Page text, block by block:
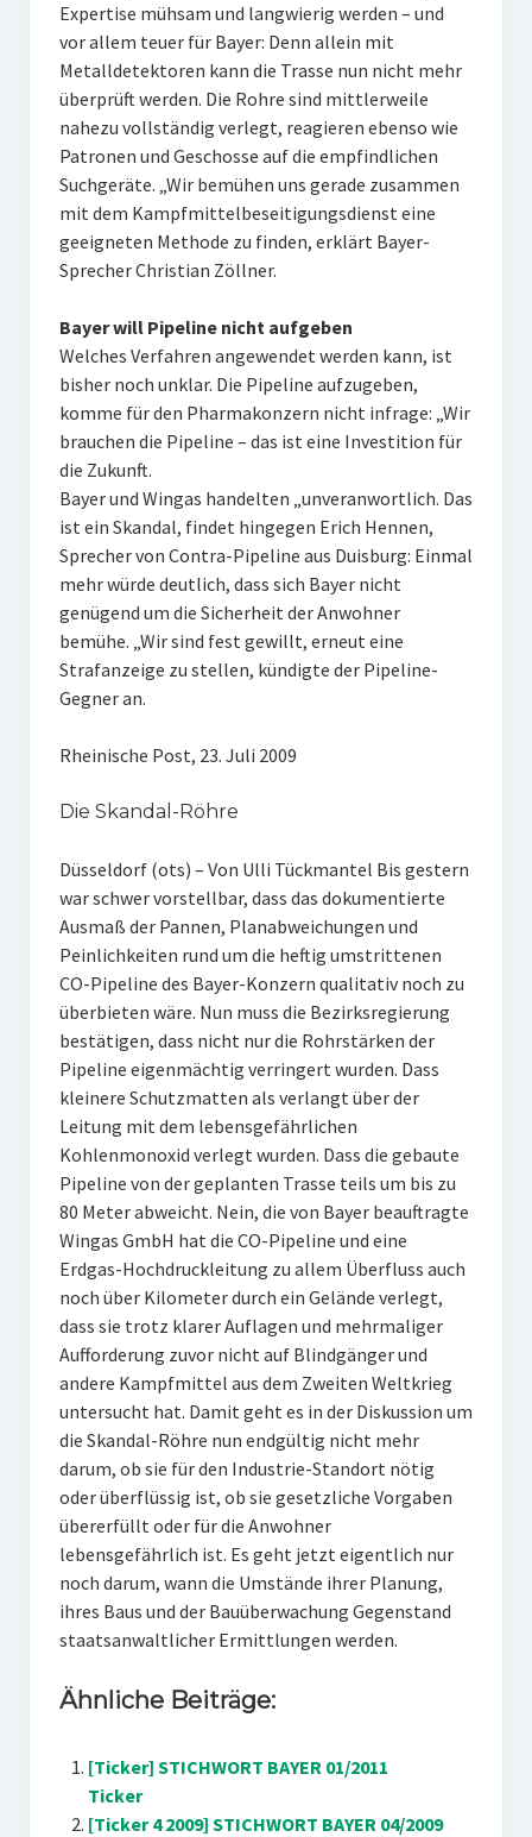
Expertise mühsam und langwierig werden – und
vor allem teuer für Bayer: Denn allein mit
Metalldetektoren kann die Trasse nun nicht mehr
überprüft werden. Die Rohre sind mittlerweile
nahezu vollständig verlegt, reagieren ebenso wie
Patronen und Geschosse auf die empfindlichen
Suchgeräte. „Wir bemühen uns gerade zusammen
mit dem Kampfmittelbeseitigungsdienst eine
geeigneten Methode zu finden, erklärt Bayer-
Sprecher Christian Zöllner.
Bayer will Pipeline nicht aufgeben
Welches Verfahren angewendet werden kann, ist
bisher noch unklar. Die Pipeline aufzugeben,
komme für den Pharmakonzern nicht infrage: „Wir
brauchen die Pipeline – das ist eine Investition für
die Zukunft.
Bayer und Wingas handelten „unveranwortlich. Das
ist ein Skandal, findet hingegen Erich Hennen,
Sprecher von Contra-Pipeline aus Duisburg: Einmal
mehr würde deutlich, dass sich Bayer nicht
genügend um die Sicherheit der Anwohner
bemühe. „Wir sind fest gewillt, erneut eine
Strafanzeige zu stellen, kündigte der Pipeline-
Gegner an.
Rheinische Post, 23. Juli 2009
Die Skandal-Röhre
Düsseldorf (ots) – Von Ulli Tückmantel Bis gestern
war schwer vorstellbar, dass das dokumentierte
Ausmaß der Pannen, Planabweichungen und
Peinlichkeiten rund um die heftig umstrittenen
CO-Pipeline des Bayer-Konzern qualitativ noch zu
überbieten wäre. Nun muss die Bezirksregierung
bestätigen, dass nicht nur die Rohrstärken der
Pipeline eigenmächtig verringert wurden. Dass
kleinere Schutzmatten als verlangt über der
Leitung mit dem lebensgefährlichen
Kohlenmonoxid verlegt wurden. Dass die gebaute
Pipeline von der geplanten Trasse teils um bis zu
80 Meter abweicht. Nein, die von Bayer beauftragte
Wingas GmbH hat die CO-Pipeline und eine
Erdgas-Hochdruckleitung zu allem Überfluss auch
noch über Kilometer durch ein Gelände verlegt,
dass sie trotz klarer Auflagen und mehrmaliger
Aufforderung zuvor nicht auf Blindgänger und
andere Kampfmittel aus dem Zweiten Weltkrieg
untersucht hat. Damit geht es in der Diskussion um
die Skandal-Röhre nun endgültig nicht mehr
darum, ob sie für den Industrie-Standort nötig
oder überflüssig ist, ob sie gesetzliche Vorgaben
übererfüllt oder für die Anwohner
lebensgefährlich ist. Es geht jetzt eigentlich nur
noch darum, wann die Umstände ihrer Planung,
ihres Baus und der Bauüberwachung Gegenstand
staatsanwaltlicher Ermittlungen werden.
Ähnliche Beiträge:
[Ticker] STICHWORT BAYER 01/2011
Ticker
[Ticker 4 2009] STICHWORT BAYER 04/2009